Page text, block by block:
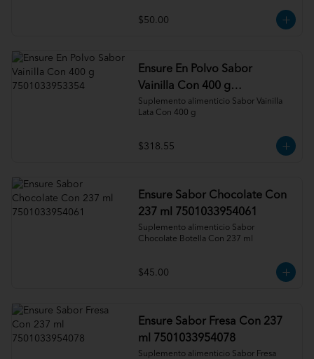
$50.00
Ensure En Polvo Sabor
Vainilla Con 400 g
7501033953354
Suplemento alimenticio Sabor Vainilla
Lata Con 400 g
$318.55
Ensure Sabor Chocolate Con
237 ml 7501033954061
Suplemento alimenticio Sabor
Chocolate Botella Con 237 ml
$45.00
Ensure Sabor Fresa Con 237
ml 7501033954078
Suplemento alimenticio Sabor Fresa